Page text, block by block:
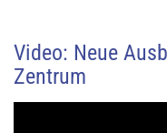
Video: Neue
Zentrum